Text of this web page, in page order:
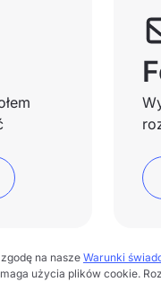
na nasze Warunki
użycia plików cookie.